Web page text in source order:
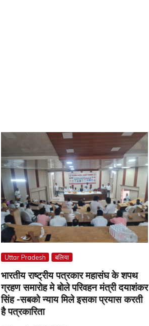
Uttar Pradesh बलिया
भारतीय राष्ट्रीय पत्रकार महासंघ के शपथ
ग्रहण समारोह मे बोले परिवहन मंत्री दयाशंकर
सिंह -सबको न्याय मिले इसका प्रयास करती
है पत्रकारिता